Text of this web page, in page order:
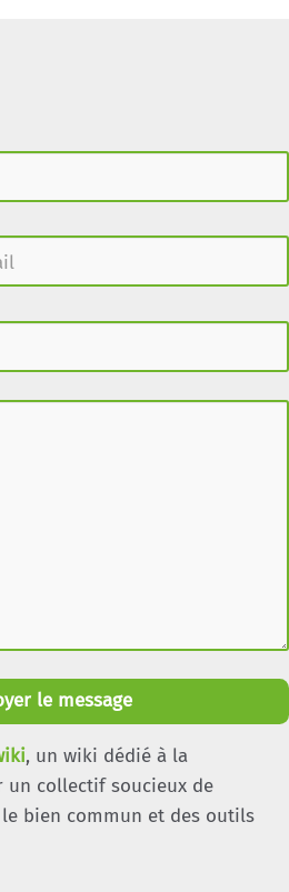
le message
, un wiki dédié à la
collectif soucieux de
bien commun et des outils